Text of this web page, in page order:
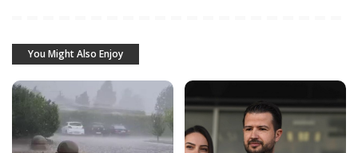
You Might Also Enjoy